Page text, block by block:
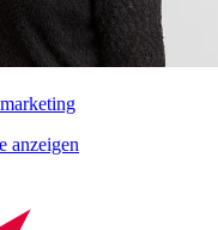
anzeigen